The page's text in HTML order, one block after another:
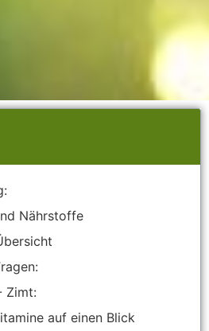
Nährstoffe
Zimt:
auf einen Blick